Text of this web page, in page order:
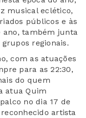
musical eclético,
públicos e às
ano, também junta
regionais.
com as atuações
para as 22:30,
do quem
atua Quim
no dia 17 de
artista